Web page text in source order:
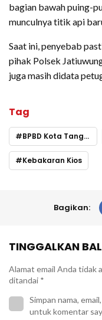
bagian bawah puing-
munculnya titik api
Saat ini, penyebab
pihak Polsek
juga masih didata
Tag
BPBD Kota Tangerang
Kebakaran Kios
Bagikan:
TINGGALKAN
Alamat email Anda tidak
ditandai *
Simpan nama,
untuk komentar